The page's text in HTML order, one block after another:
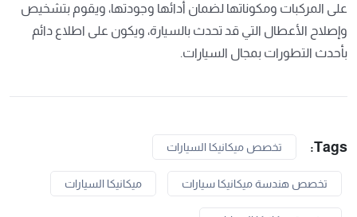
على المركبات ومكوناتها لضمان أدائها وجودتها، ويقوم بتشخيص
وإصلاح الأعطال التي قد تحدث بالسيارة، ويكون على اطلاع دائم
بأحدث التطورات بمجال السيارات.
Tags: تخصص ميكانيكا السيارات
تخصص هندسة ميكانيكا سيارات ميكانيكا السيارات